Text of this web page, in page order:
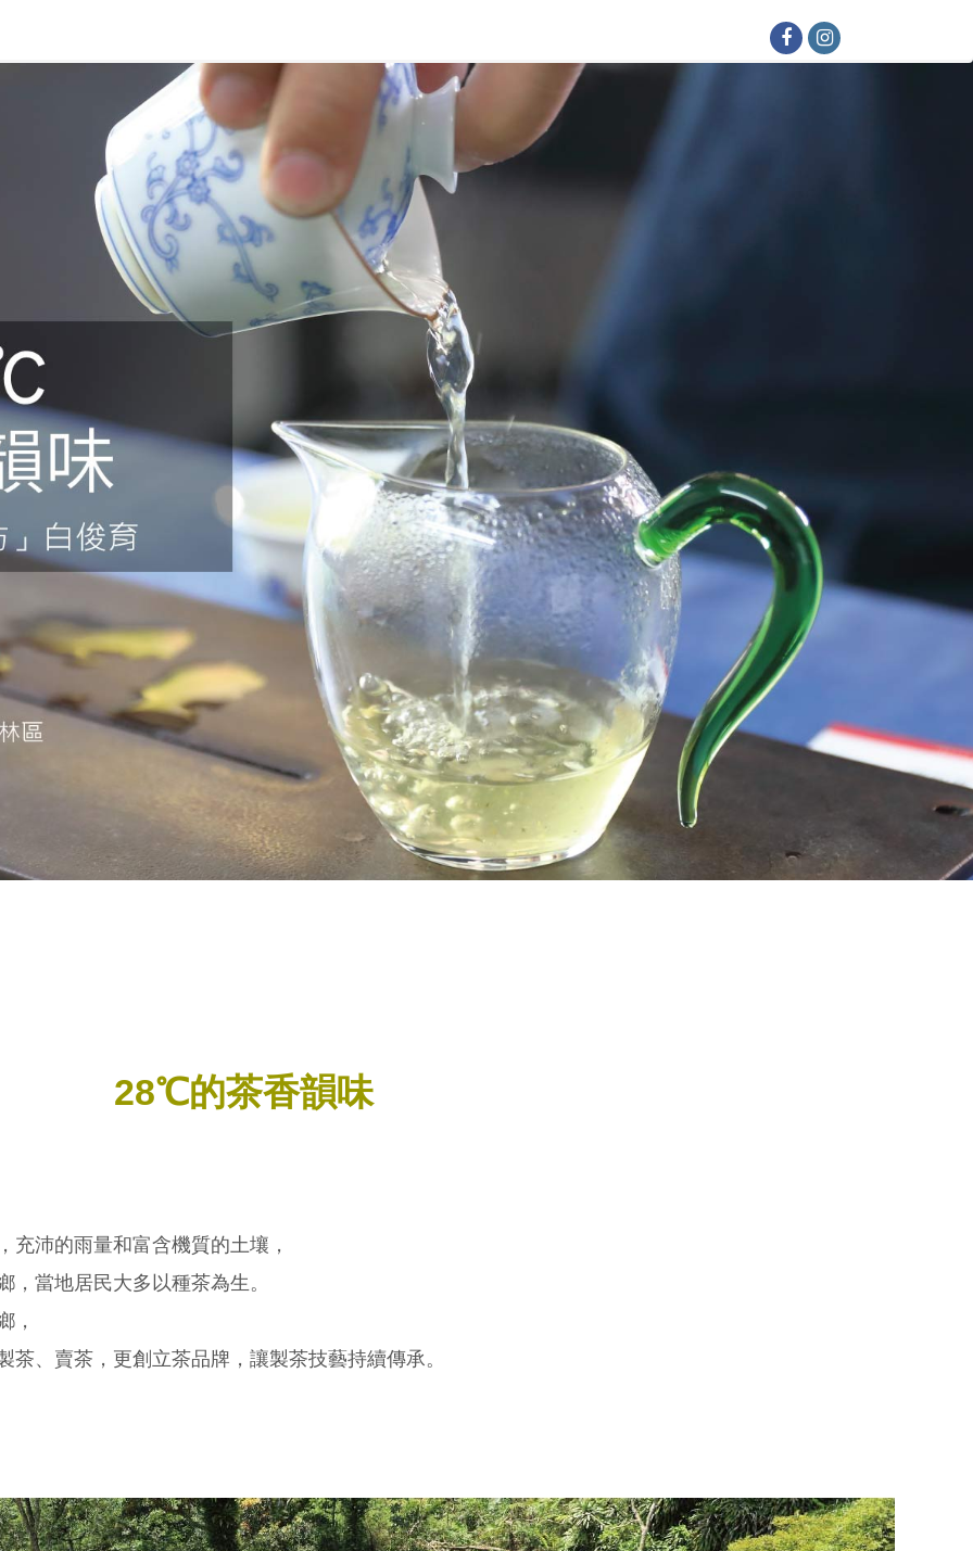
28℃的茶香韻味
充沛的雨量和富含機質的土壤，
當地居民大多以種茶為生。
，
、賣茶，更創立茶品牌，讓製茶技藝持續傳承。